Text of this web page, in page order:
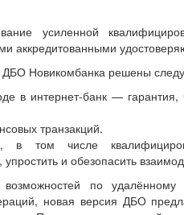
усиленной
аккредитованными
ДБО Новикомбанка решены
в интернет-банк — гарантия,
транзакций.
в том числе
и обезопасить
по
новая версия ДБО